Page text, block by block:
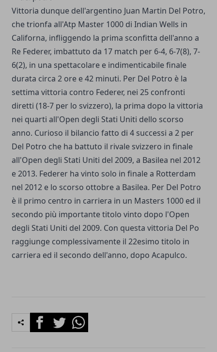
Vittoria dunque dell'argentino Juan Martin Del Potro,
che trionfa all'Atp Master 1000 di Indian Wells in
Californa, infliggendo la prima sconfitta dell'anno a
Re Federer, imbattuto da 17 match per 6-4, 6-7(8), 7-
6(2), in una spettacolare e indimenticabile finale
durata circa 2 ore e 42 minuti. Per Del Potro è la
settima vittoria contro Federer, nei 25 confronti
diretti (18-7 per lo svizzero), la prima dopo la vittoria
nei quarti all'Open degli Stati Uniti dello scorso
anno. Curioso il bilancio fatto di 4 successi a 2 per
Del Potro che ha battuto il rivale svizzero in finale
all'Open degli Stati Uniti del 2009, a Basilea nel 2012
e 2013. Federer ha vinto solo in finale a Rotterdam
nel 2012 e lo scorso ottobre a Basilea. Per Del Potro
è il primo centro in carriera in un Masters 1000 ed il
secondo più importante titolo vinto dopo l'Open
degli Stati Uniti del 2009. Con questa vittoria Del Po
raggiunge complessivamente il 22esimo titolo in
carriera ed il secondo dell'anno, dopo Acapulco.
FacebookTwitterWhatsapp